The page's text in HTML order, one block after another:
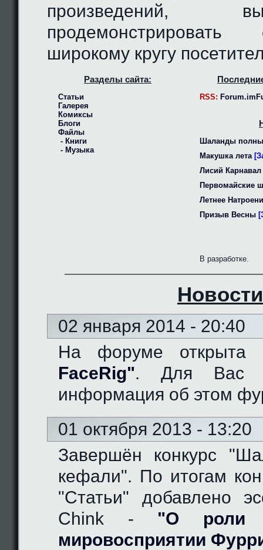
произведений,
широкому кругу
Разделы сайта:
Статьи
Галерея
Комиксы
Блоги
Файлы
- Книги
- Музыка
RSS:
Шаланды
Макушка лета
Лисий Карнавал
Первомайские
Летнее
Призыв Весны
В разработке.
02 января 2014 - 20:40
На форуме
FaceRig". Для Вас
информация об этом
01 октября 2013 - 13:20
Завершён конкурс
кефали". По итогам
"Статьи" добавлено
Chink - "О роли
мировосприятии